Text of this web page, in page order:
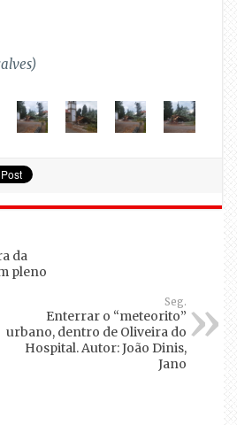
da
pleno
Seg.
Enterrar o “meteorito”
urbano, dentro de Oliveira do
Hospital. Autor: João Dinis,
Jano